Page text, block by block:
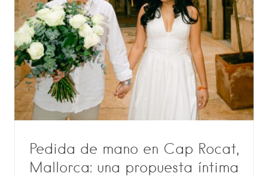
Pedida de mano en Cap Rocat,
Mallorca: una propuesta íntima